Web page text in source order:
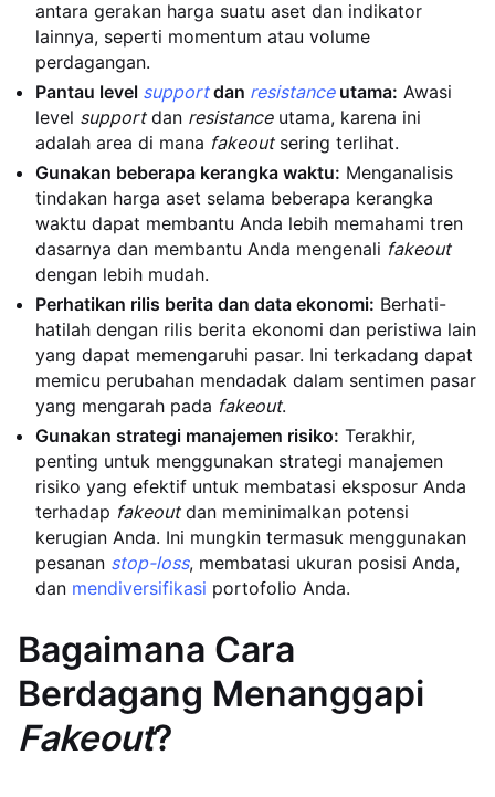
antara gerakan harga suatu aset dan indikator
lainnya, seperti momentum atau volume
perdagangan.
Pantau level supportdan resistanceutama: Awasi
level supportdan resistanceutama, karena ini
adalah area di mana fakeoutsering terlihat.
Gunakan beberapa kerangka waktu: Menganalisis
tindakan harga aset selama beberapa kerangka
waktu dapat membantu Anda lebih memahami tren
dasarnya dan membantu Anda mengenali fakeout
dengan lebih mudah.
Perhatikan rilis berita dan data ekonomi: Berhati-
hatilah dengan rilis berita ekonomi dan peristiwa lain
yang dapat memengaruhi pasar. Ini terkadang dapat
memicu perubahan mendadak dalam sentimen pasar
yang mengarah pada fakeout.
Gunakan strategi manajemen risiko: Terakhir,
penting untuk menggunakan strategi manajemen
risiko yang efektif untuk membatasi eksposur Anda
terhadap fakeoutdan meminimalkan potensi
kerugian Anda. Ini mungkin termasuk menggunakan
pesanan stop-loss, membatasi ukuran posisi Anda,
dan mendiversifikasi portofolio Anda.
Bagaimana Cara
Berdagang Menanggapi
Fakeout?